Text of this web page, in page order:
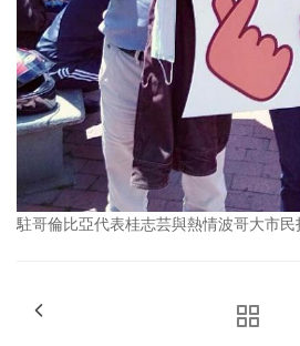
駐哥倫比亞代表桂志芸與熱情波哥大市民